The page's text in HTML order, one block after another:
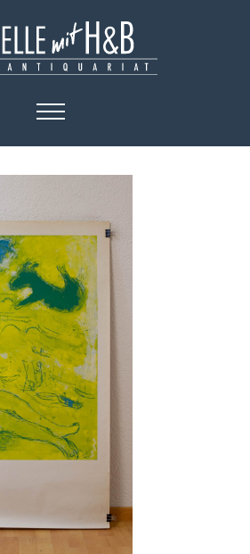
BÜCHER
KUNST
PLAKATE
KONTAKT
AGB